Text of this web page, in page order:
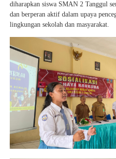
diharapkan siswa SMAN 2 Tanggul
dan berperan aktif dalam upaya
lingkungan sekolah dan masyarakat.